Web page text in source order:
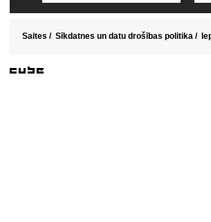
Saites / Sīkdatnes un datu drošības politika /